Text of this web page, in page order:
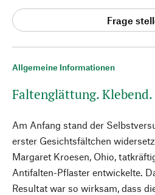
Allgemeine Informationen
Faltenglättung. Klebend.
Am Anfang stand der
erster Gesichtsfältchen
Margaret Kroesen, Ohio,
Antifalten-Pflaster entwickelte.
Resultat war so wirksam, dass
Frage